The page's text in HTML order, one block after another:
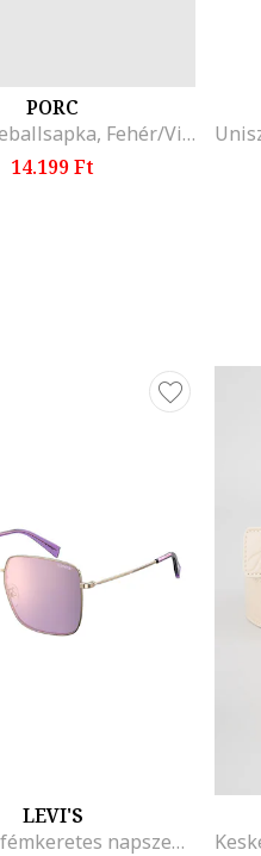
PORC
Hálós baseballsapka, Fehér/Világosbézs
14.199 Ft
LEVI'S
Szögletes fémkeretes napszemüveg, Aranyszín/Lila